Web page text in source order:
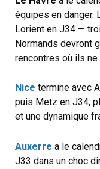
équipes en danger.
Lorient en J34 —
Normands devront
rencontres où ils
Nice termine avec
puis Metz en J34,
et une dynamique
Auxerre a le
J33 dans un choc